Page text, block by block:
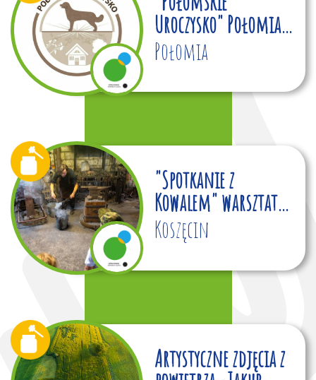
Uroczysko" Połomia
Gmina Tworóg
Połomia
"Spotkanie z
Kowalem" warsztaty i
pokazy kowalstwa
artystycznego
Koszęcin
Artystyczne zdjęcia z